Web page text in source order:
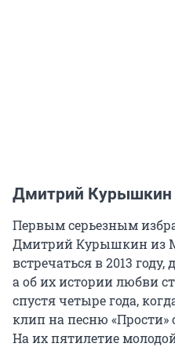
Дмитрий Курышкин
Первым серьезным
Дмитрий Курышкин из
встречаться в 2013
а об их истории любви
спустя четыре года,
клип на песню
На их пятилетие